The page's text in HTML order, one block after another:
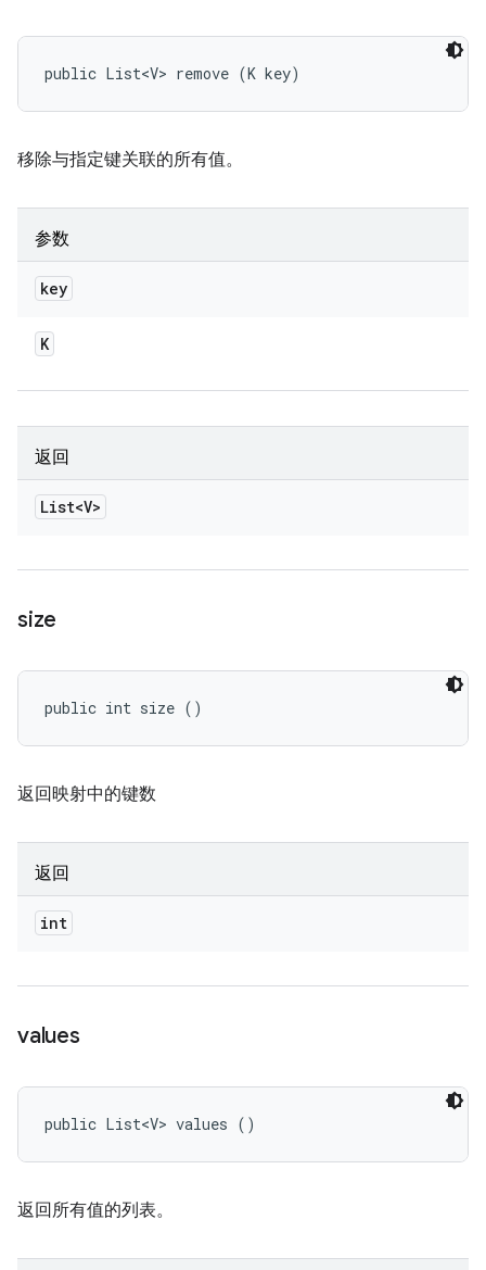
public List<V> remove (K key)
移除与指定键关联的所有值。
参数
key
K
返回
List<V>
size
public int size ()
返回映射中的键数
返回
int
values
public List<V> values ()
返回所有值的列表。